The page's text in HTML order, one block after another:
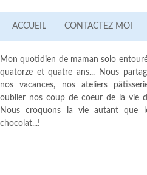
ACCUEIL CONTACTEZ MOI
Mon quotidien de maman solo
quatorze et quatre ans... Nous
nos vacances, nos ateliers
oublier nos coup de coeur de la vie
Nous croquons la vie autant que
chocolat...!